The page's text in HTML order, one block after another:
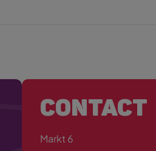
CONTACT
Markt 6